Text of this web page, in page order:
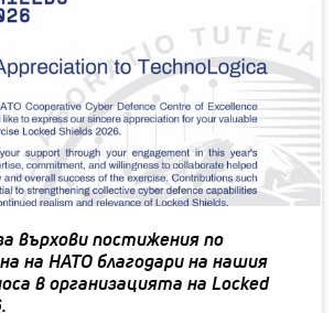
върхови постижения по
на НАТО благодари на нашия
в организацията на Locked